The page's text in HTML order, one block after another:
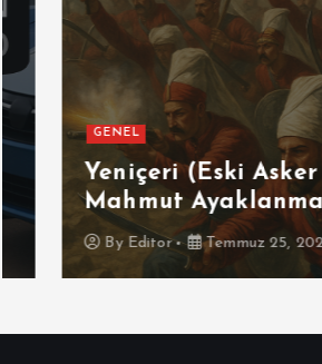
GENEL
Yeniçeri (Eski Asker )
Mahmut Ayaklanması
Editor Temmuz 25, 2026